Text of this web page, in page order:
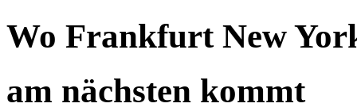
Wo Frankfurt New
am nächsten kommt